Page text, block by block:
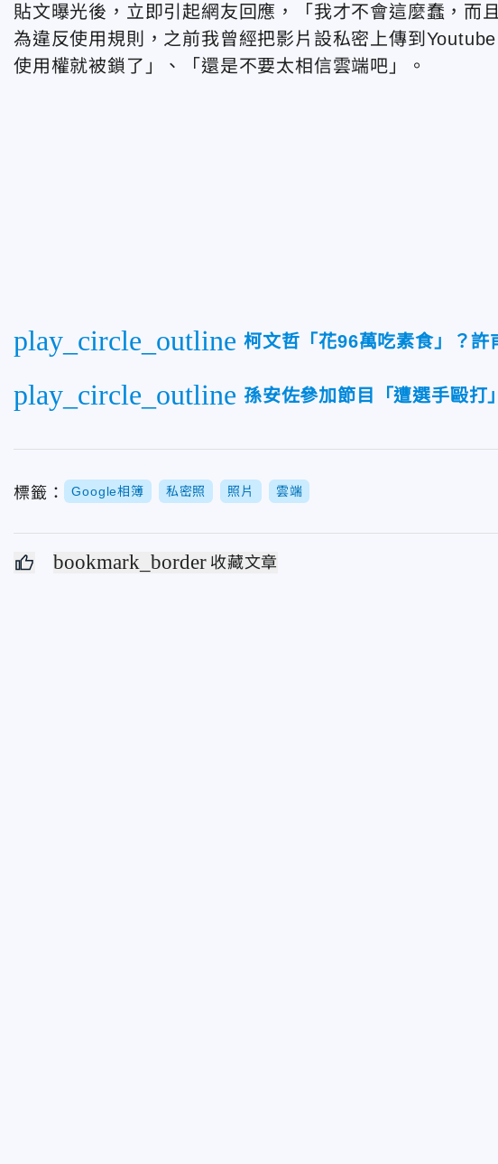
貼文曝光後，立即引起網友回應，「我才不會這麼蠢，而
為違反使用規則，之前我曾經把影片設私密上傳到
使用權就被鎖了」、「還是不要太相信雲端吧」。
play_circle_outline 柯文哲「花96萬吃素食」？
play_circle_outline 孫安佐參加節目「遭選手毆
標籤： Google相簿 私密照 照片 雲端
bookmark_border 收藏文章